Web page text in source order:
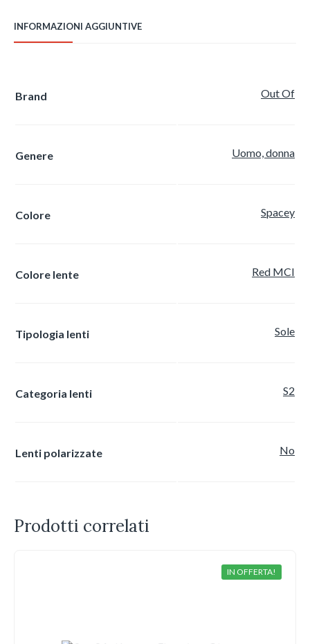
INFORMAZIONI AGGIUNTIVE
Brand Out Of
Genere Uomo, donna
Colore Spacey
Colore lente Red MCI
Tipologia lenti Sole
Categoria lenti S2
Lenti polarizzate No
Prodotti correlati
IN OFFERTA!